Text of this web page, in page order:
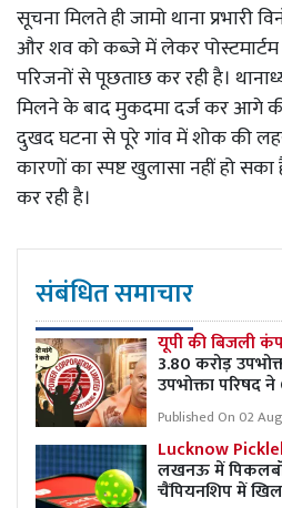
सूचना मिलते ही जामो थाना प्रभारी
और शव को कब्जे में लेकर
परिजनों से पूछताछ कर रही है।
मिलने के बाद मुकदमा दर्ज कर आगे की
दुखद घटना से पूरे गांव में शोक की
कारणों का स्पष्ट खुलासा नहीं हो
कर रही है।
संबंधित समाचार
यूपी की बिजली
3.80 करोड़
उपभोक्ता परिषद
Published On 02
Lucknow
लखनऊ में
चैंपियनशिप में